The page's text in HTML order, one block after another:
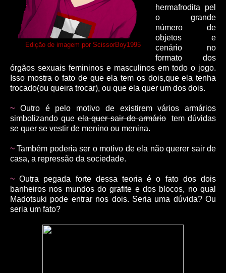
Edição de imagem por ScissorBoy1995
hermafrodita pel
o grande
número de
objetos e
cenário no
formato dos
órgãos sexuais femininos e masculinos em todo o jogo.
Isso mostra o fato de que ela tem os dois,que ela tenha
trocado(ou queira trocar), ou que ela quer um dos dois.
~ Outro é pelo motivo de existirem vários armários
simbolizando queela quer sair do armáriotem dúvidas
se quer se vestir de menino ou menina.
~ Também poderia ser o motivo de ela não querer sair de
casa, a repressão da sociedade.
~ Outra pegada forte dessa teoria é o fato dos dois
banheiros nos mundos do grafite e dos blocos, no qual
Madotsuki pode entrar nos dois. Seria uma dúvida? Ou
seria um fato?